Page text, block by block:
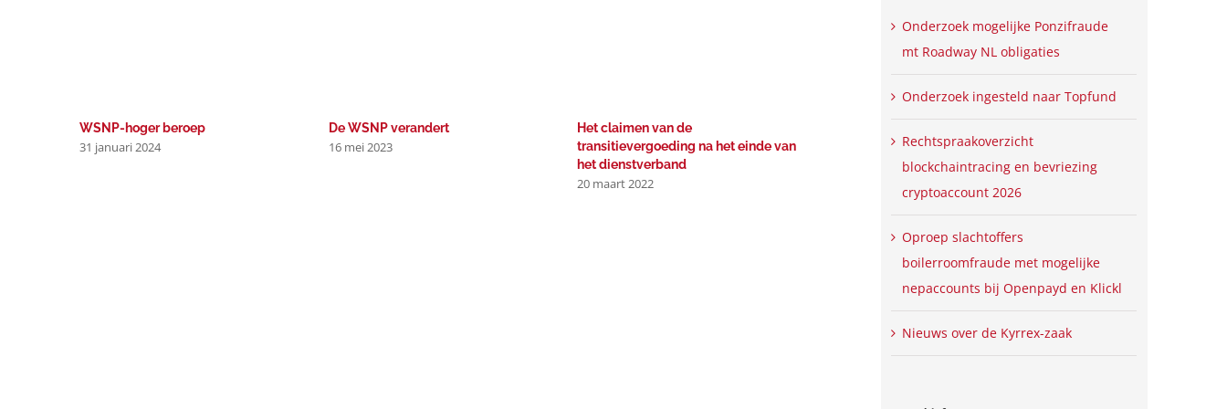
WSNP-hoger beroep
31 januari 2024
De WSNP verandert
16 mei 2023
Het claimen van de
transitievergoeding na het einde van
het dienstverband
20 maart 2022
31 januari 2024
Onderzoek mogelijke Ponzifraude
mt Roadway NL obligaties
Onderzoek ingesteld naar Topfund
Rechtspraakoverzicht
blockchaintracing en bevriezing
cryptoaccount 2026
Oproep slachtoffers
boilerroomfraude met mogelijke
nepaccounts bij Openpayd en Klickl
Nieuws over de Kyrrex-zaak